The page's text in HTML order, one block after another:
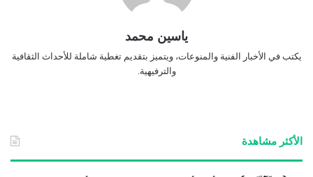
ياسين محمد
يكتب في الأخبار الفنية والمنوعات، ويتميز بتقديم تغطية شاملة للأحداث الثقافية
والترفيهية.
الأكثر مشاهدة